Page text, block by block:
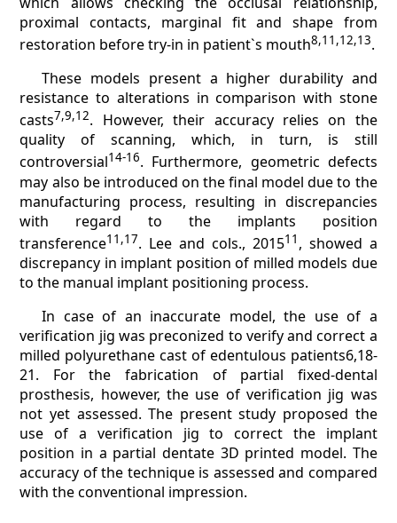
proximal contacts, marginal fit and shape from
restoration before try-in in patient`s mouth8,11,12,13.
These models present a higher durability and
resistance to alterations in comparison with stone
casts7,9,12. However, their accuracy relies on the
quality of scanning, which, in turn, is still
controversial14-16. Furthermore, geometric defects
may also be introduced on the final model due to the
manufacturing process, resulting in discrepancies
with regard to the implants position
transference11,17. Lee and cols., 201511 , showed a
discrepancy in implant position of milled models due
to the manual implant positioning process.
In case of an inaccurate model, the use of a
verification jig was preconized to verify and correct a
milled polyurethane cast of edentulous patients6,18-
21. For the fabrication of partial fixed-dental
prosthesis, however, the use of verification jig was
not yet assessed. The present study proposed the
use of a verification jig to correct the implant
position in a partial dentate 3D printed model. The
accuracy of the technique is assessed and compared
with the conventional impression.